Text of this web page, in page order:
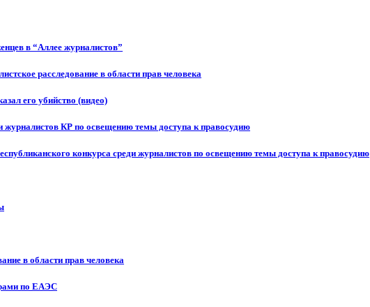
в “Аллее журналистов”
расследование в области прав человека
его убийство (видео)
журналистов КР по освещению темы доступа к правосудию
конкурса среди журналистов по освещению темы доступа к правосудию
в области прав человека
по ЕАЭС